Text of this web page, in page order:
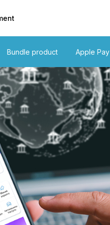
Bundle product Apple Pay